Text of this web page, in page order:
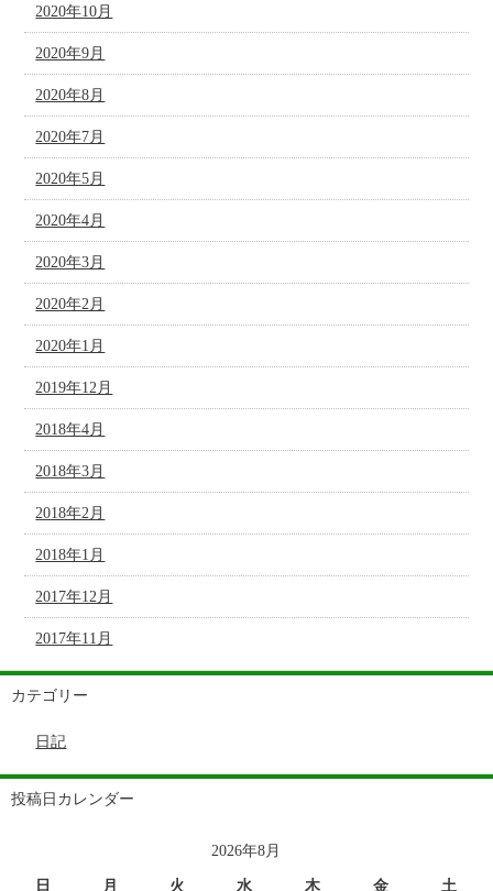
2020年10月
2020年9月
2020年8月
2020年7月
2020年5月
2020年4月
2020年3月
2020年2月
2020年1月
2019年12月
2018年4月
2018年3月
2018年2月
2018年1月
2017年12月
2017年11月
カテゴリー
日記
投稿日カレンダー
2026年8月
日 月 火 水 木 金 土